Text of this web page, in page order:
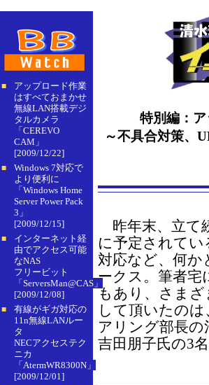
■
アップロード作業
はすべておまかせ
無線LAN搭載デジ
タルカメラ
「CEREVO
CAM」
[2009/12/22]
■
Windows 7対応で
より便利に
「Windows Home
Server Power Pack
3」
[2009/12/15]
■
インターネット経
由でアクセス可能
なNAS
フリービット
「ServersMan@CAS」
[2009/12/08]
■
有線がギガ対応の
11n無線LANルー
タ
NECアクセステク
ニカ
「AtermWR8300N」
[2009/12/01]
特別編：
～不具合対策、
昨年末、立て
に予定されてい
対応など、何
ークス。筆者宅
もあり、さまざ
して頂いたの
アリング部長の
吉田朋子氏の3名